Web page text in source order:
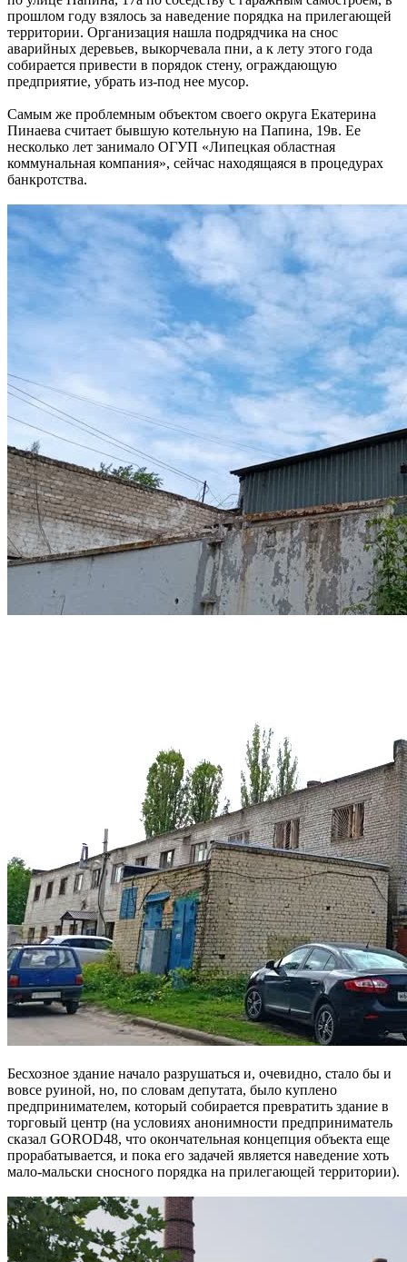
прошлом году взялось за наведение порядка на прилегающей
территории. Организация нашла подрядчика на снос
аварийных деревьев, выкорчевала пни, а к лету этого года
собирается привести в порядок стену, ограждающую
предприятие, убрать из-под нее мусор.
Самым же проблемным объектом своего округа Екатерина
Пинаева считает бывшую котельную на Папина, 19в. Ее
несколько лет занимало ОГУП «Липецкая областная
коммунальная компания», сейчас находящаяся в процедурах
банкротства.
Бесхозное здание начало разрушаться и, очевидно, стало бы и
вовсе руиной, но, по словам депутата, было куплено
предпринимателем, который собирается превратить здание в
торговый центр (на условиях анонимности предприниматель
сказал GOROD48, что окончательная концепция объекта еще
прорабатывается, и пока его задачей является наведение хоть
мало-мальски сносного порядка на прилегающей территории).